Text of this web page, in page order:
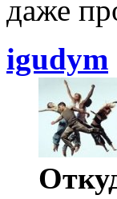
даже
igudym